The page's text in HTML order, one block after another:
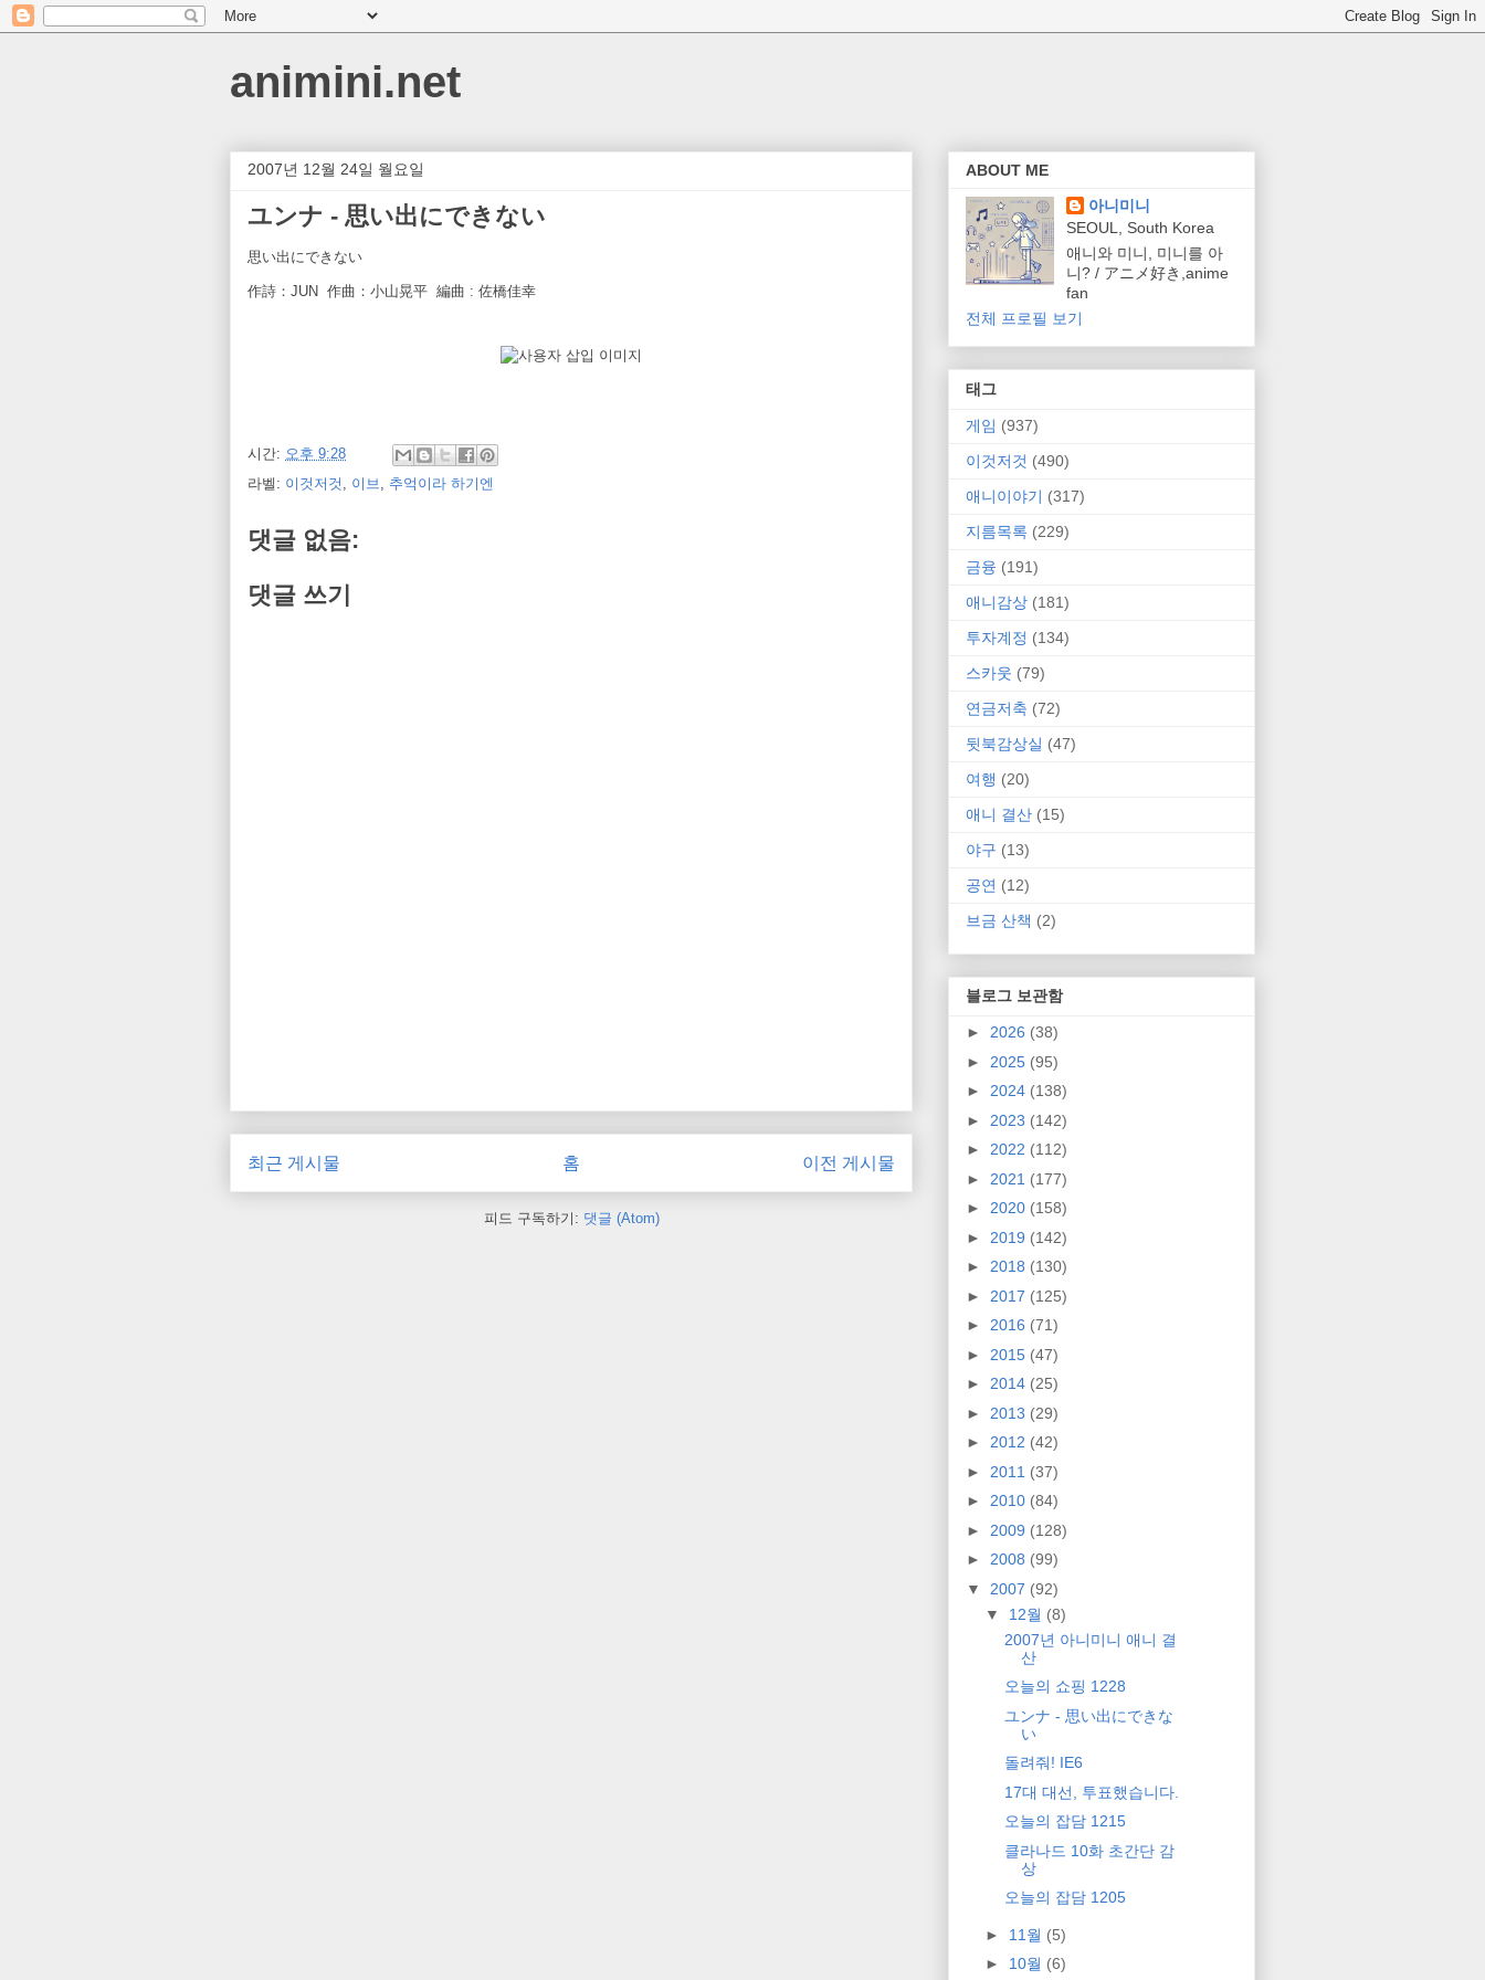
animini.net
2007년 12월 24일 월요일
ユンナ - 思い出にできない
思い出にできない
作詩：JUN 作曲：小山晃平 編曲 : 佐橋佳幸
시간: 오후 9:28
라벨: 이것저것 , 이브, 추억이라 하기엔
댓글 없음:
댓글 쓰기
최근 게시물 이전 게시물
홈
피드 구독하기: 댓글 (Atom)
ABOUT ME
아니미니
SEOUL, South Korea
애니와 미니, 미니를 아
니? / アニメ好き,anime
fan
전체 프로필 보기
태그
게임 (937)
이것저것 (490)
애니이야기 (317)
지름목록 (229)
금융 (191)
애니감상 (181)
투자계정 (134)
스카웃 (79)
연금저축 (72)
뒷북감상실 (47)
여행 (20)
애니 결산 (15)
야구 (13)
공연 (12)
브금 산책 (2)
블로그 보관함
► 2026 (38)
► 2025 (95)
► 2024 (138)
► 2023 (142)
► 2022 (112)
► 2021 (177)
► 2020 (158)
► 2019 (142)
► 2018 (130)
► 2017 (125)
► 2016 (71)
► 2015 (47)
► 2014 (25)
► 2013 (29)
► 2012 (42)
► 2011 (37)
► 2010 (84)
► 2009 (128)
► 2008 (99)
▼ 2007 (92)
▼ 12월 (8)
2007년 아니미니 애니 결
산
오늘의 쇼핑 1228
ユンナ - 思い出にできな
い
돌려줘! IE6
17대 대선, 투표했습니다.
오늘의 잡담 1215
클라나드 10화 초간단 감
상
오늘의 잡담 1205
► 11월 (5)
► 10월 (6)